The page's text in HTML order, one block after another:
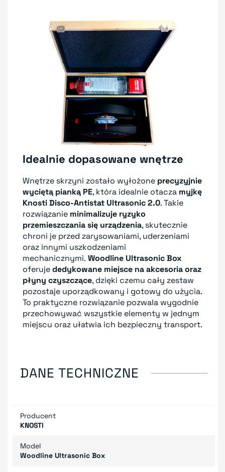
Idealnie dopasowane wnętrze
Wnętrze skrzyni zostało wyłożone precyzyjnie
wyciętą pianką PE, która idealnie otacza myjkę
Knosti Disco-Antistat Ultrasonic 2.0. Takie
rozwiązanie minimalizuje ryzyko
przemieszczania się urządzenia, skutecznie
chroni je przed zarysowaniami, uderzeniami
oraz innymi uszkodzeniami
mechanicznymi. Woodline Ultrasonic Box
oferujededykowane miejsce na akcesoria oraz
płyny czyszczące, dzięki czemu cały zestaw
pozostaje uporządkowany i gotowy do użycia.
To praktyczne rozwiązanie pozwala wygodnie
przechowywać wszystkie elementy w jednym
miejscu oraz ułatwia ich bezpieczny transport.
DANE TECHNICZNE
Producent
KNOSTI
Model
Woodline Ultrasonic Box